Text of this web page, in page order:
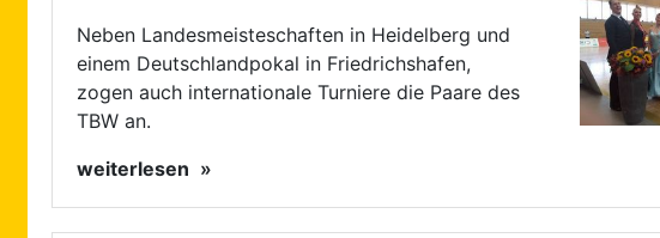
98 Paare waren an den Bodensee zum
Deutschlandpokal der Senioren III S Standard
angereist. Nach fünf Runden standen die
TBW.